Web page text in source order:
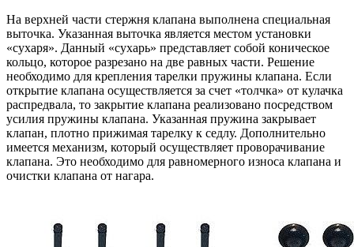
На верхней части стержня клапана выполнена специальная
выточка. Указанная выточка является местом установки
«сухаря». Данный «сухарь» представляет собой коническое
кольцо, которое разрезано на две равных части. Решение
необходимо для крепления тарелки пружины клапана. Если
открытие клапана осуществляется за счет «толчка» от кулачка
распредвала, то закрытие клапана реализовано посредством
усилия пружины клапана. Указанная пружина закрывает
клапан, плотно прижимая тарелку к седлу. Дополнительно
имеется механизм, который осуществляет проворачивание
клапана. Это необходимо для равномерного износа клапана и
очистки клапана от нагара.